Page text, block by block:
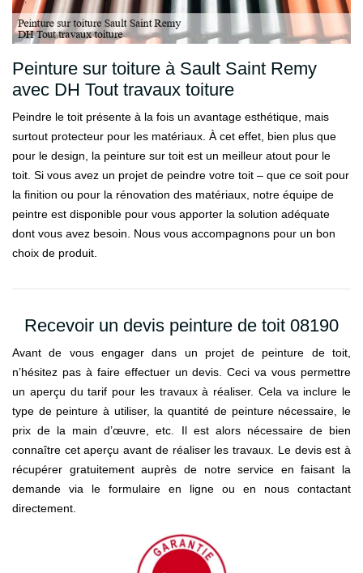
Peinture sur toiture à Sault Saint Remy
avec DH Tout travaux toiture
Peindre le toit présente à la fois un avantage esthétique, mais
surtout protecteur pour les matériaux. À cet effet, bien plus que
pour le design, la peinture sur toit est un meilleur atout pour le
toit. Si vous avez un projet de peindre votre toit – que ce soit pour
la finition ou pour la rénovation des matériaux, notre équipe de
peintre est disponible pour vous apporter la solution adéquate
dont vous avez besoin. Nous vous accompagnons pour un bon
choix de produit.
Recevoir un devis peinture de toit 08190
Avant de vous engager dans un projet de peinture de toit,
n’hésitez pas à faire effectuer un devis. Ceci va vous permettre
un aperçu du tarif pour les travaux à réaliser. Cela va inclure le
type de peinture à utiliser, la quantité de peinture nécessaire, le
prix de la main d’œuvre, etc. Il est alors nécessaire de bien
connaître cet aperçu avant de réaliser les travaux. Le devis est à
récupérer gratuitement auprès de notre service en faisant la
demande via le formulaire en ligne ou en nous contactant
directement.